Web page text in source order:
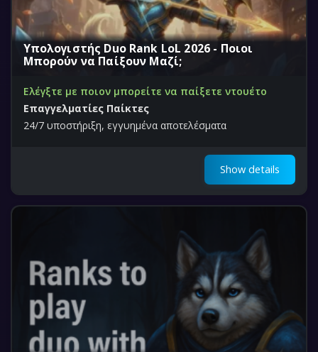
Υπολογιστής Duo Rank LoL 2026 - Ποιοι
Μπορούν να Παίξουν Μαζί;
Ελέγξτε με ποιον μπορείτε να παίξετε ντουέτο
Επαγγελματίες Παίκτες
24/7 υποστήριξη, εγγυημένα αποτελέσματα
Show details